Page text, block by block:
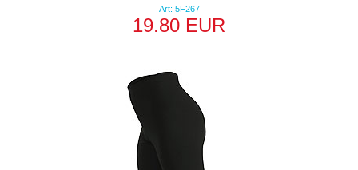
Art: 5F267
19.80 EUR